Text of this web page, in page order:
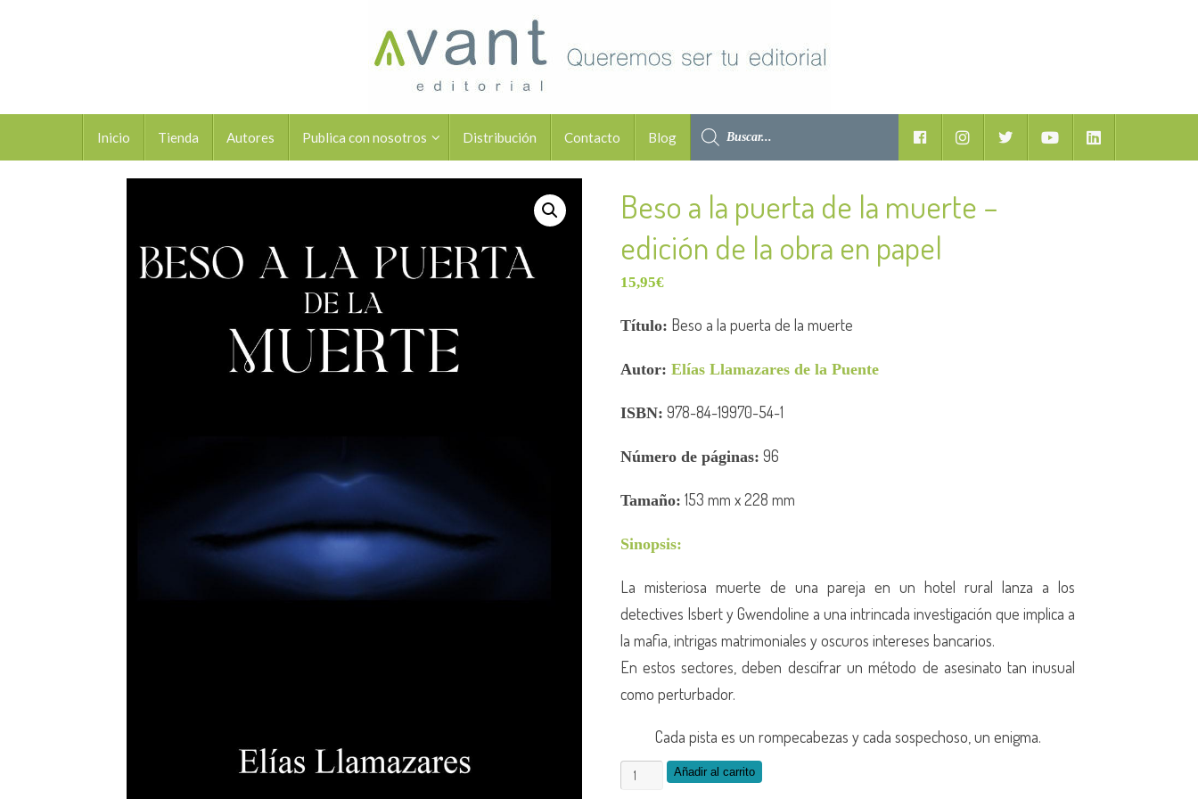
Inicio Tienda Autores Publica con nosotros Distribución Contacto Blog
Facebook YoutubeLinkedIn
Beso a la puerta de la muerte –
edición de la obra en papel
15,95€
Título: Beso a la puerta de la muerte
Autor: Elías Llamazares de la Puente
ISBN: 978-84-19970-54-1
Número de páginas: 96
Tamaño: 153 mm x 228 mm
Sinopsis:
La misteriosa muerte de una pareja en un hotel rural lanza a los
detectives Isbert y Gwendoline a una intrincada investigación que implica a
la mafia, intrigas matrimoniales y oscuros intereses bancarios.
En estos sectores, deben descifrar un método de asesinato tan inusual
como perturbador.
Cada pista es un rompecabezas y cada sospechoso, un enigma.
Añadir al carrito